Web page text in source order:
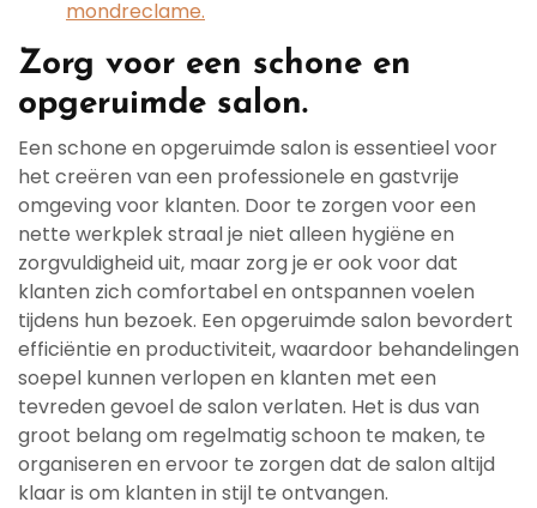
mondreclame.
Zorg voor een schone en
opgeruimde salon.
Een schone en opgeruimde salon is essentieel voor
het creëren van een professionele en gastvrije
omgeving voor klanten. Door te zorgen voor een
nette werkplek straal je niet alleen hygiëne en
zorgvuldigheid uit, maar zorg je er ook voor dat
klanten zich comfortabel en ontspannen voelen
tijdens hun bezoek. Een opgeruimde salon bevordert
efficiëntie en productiviteit, waardoor behandelingen
soepel kunnen verlopen en klanten met een
tevreden gevoel de salon verlaten. Het is dus van
groot belang om regelmatig schoon te maken, te
organiseren en ervoor te zorgen dat de salon altijd
klaar is om klanten in stijl te ontvangen.